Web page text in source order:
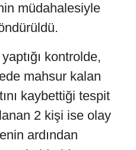
müdahalesiyle
kontrolde,
mahsur kalan
kaybettiği tespit
2 kişi ise olay
ardından